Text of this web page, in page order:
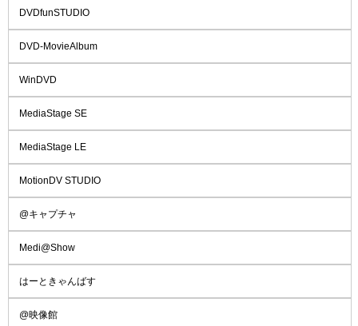
DVDfunSTUDIO
DVD-MovieAlbum
WinDVD
MediaStage SE
MediaStage LE
MotionDV STUDIO
@キャプチャ
Medi@Show
はーときゃんばす
@映像館